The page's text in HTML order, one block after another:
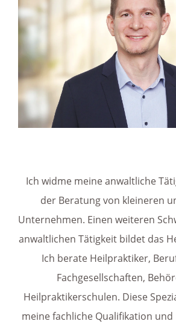
Ich widme meine anwaltliche
der Beratung von kleineren
Unternehmen. Einen weiteren
anwaltlichen Tätigkeit bildet das
Ich berate Heilpraktiker,
Fachgesellschaften,
Heilpraktikerschulen. Diese
meine fachliche Qualifikation